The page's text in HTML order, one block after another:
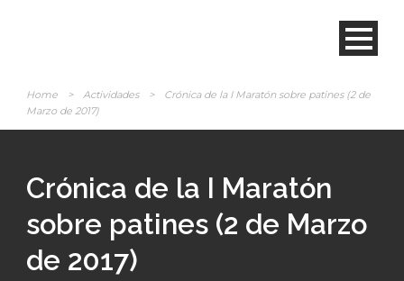
Home > Actividades >
Crónica de la I Maratón sobre patines (2 de
Marzo de 2017)
Crónica de la I Maratón
sobre patines (2 de Marzo
de 2017)